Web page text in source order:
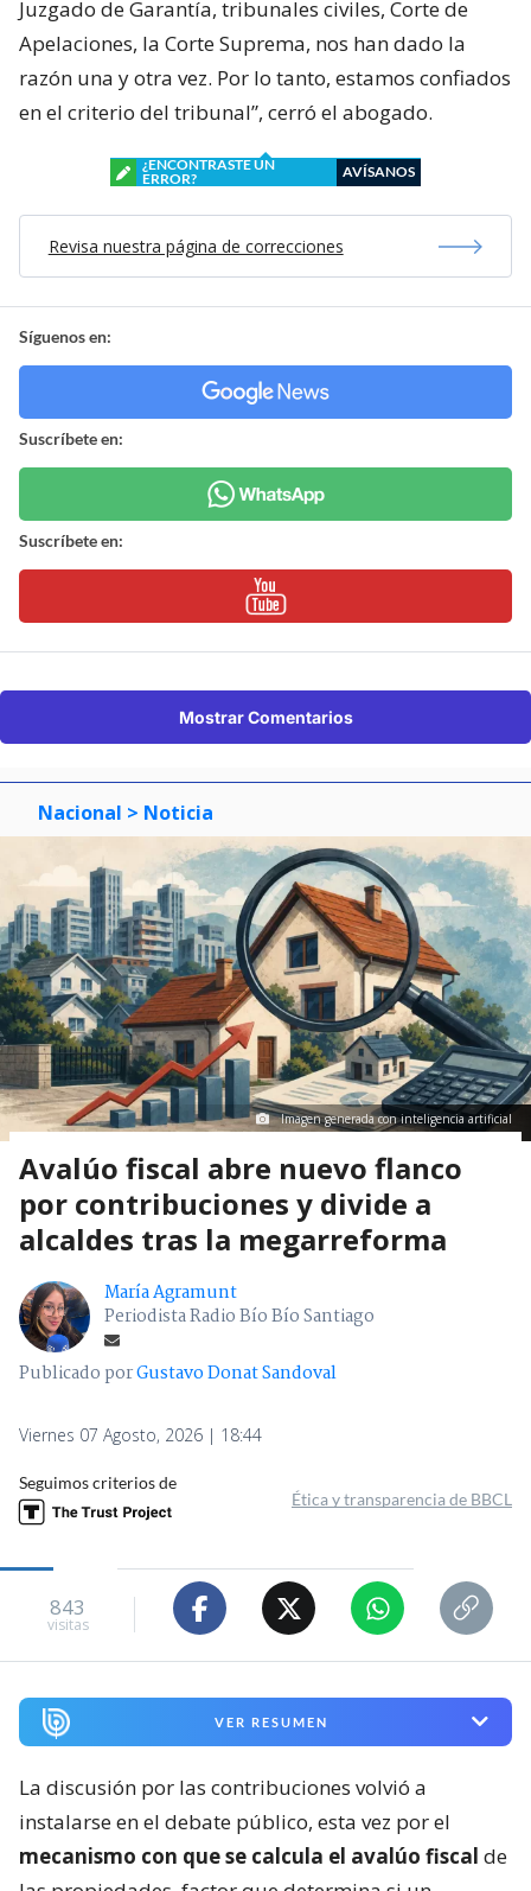
Juzgado de Garantía, tribunales civiles, Corte de
Apelaciones, la Corte Suprema, nos han dado la
razón una y otra vez. Por lo tanto, estamos confiados
en el criterio del tribunal”, cerró el abogado.
¿ENCONTRASTE UN
ERROR?
AVÍSANOS
Revisa nuestra página de correcciones
Síguenos en:
Suscríbete en:
Suscríbete en:
Mostrar Comentarios
Nacional > Noticia
Imagen generada con inteligencia artificial
Avalúo fiscal abre nuevo flanco
por contribuciones y divide a
alcaldes tras la megarreforma
María Agramunt
Periodista Radio Bío Bío Santiago
Publicado porGustavo Donat Sandoval
Viernes 07 Agosto, 2026 | 18:44
Seguimos criterios de
Ética y transparencia de BBCL
843
visitas
VER RESUMEN
La discusión por las contribuciones volvió a
instalarse en el debate público, esta vez por el
mecanismo con que se calcula el avalúo fiscal de